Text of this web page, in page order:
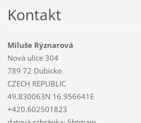
Kontakt
Miluše Rýznarová
Nová ulice 304
789 72 Dubicko
CZECH REPUBLIC
49.830063N 16.956641E
+420.602501823